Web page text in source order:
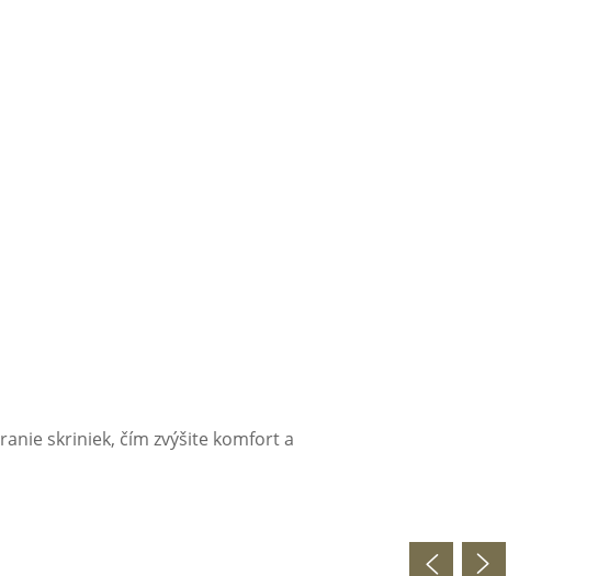
skriniek, čím zvýšite komfort a